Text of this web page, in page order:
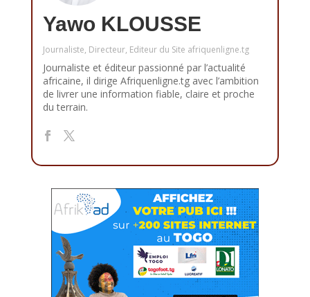
Yawo KLOUSSE
Journaliste, Directeur, Editeur du Site afriquenligne.tg
Journaliste et éditeur passionné par l’actualité
africaine, il dirige Afriquenligne.tg avec l’ambition
de livrer une information fiable, claire et proche
du terrain.